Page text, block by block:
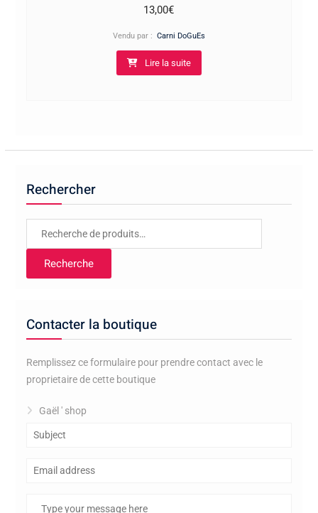
13,00€
Vendu par : Carni DoGuEs
Lire la suite
Rechercher
Recherche
Recherche
Contacter la boutique
Remplissez ce formulaire pour prendre contact avec le
proprietaire de cette boutique
Gaël ' shop